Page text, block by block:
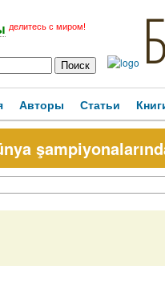
делитесь с миром!
Авторы Статьи